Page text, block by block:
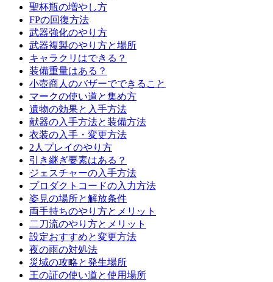
聖杯瓶の増やし方
FPの回復方法
武器強化のやり方
武器複製のやり方と場所
キャラクリはできる？
装備重量はある？
小壺商人のバザーでできること
マークの使い道と集め方
遺物の効果と入手方法
献器の入手方法と装備方法
衣装の入手・変更方法
2人プレイのやり方
引き継ぎ要素はある？
ジェスチャーの入手方法
プロダクトコードの入力方法
姿見の場所と解放条件
両手持ちのやり方とメリット
二刀流のやり方とメリット
設定おすすめと変更方法
夜の雨の対処法
災域の攻略と発生場所
王の証の使い道と使用場所